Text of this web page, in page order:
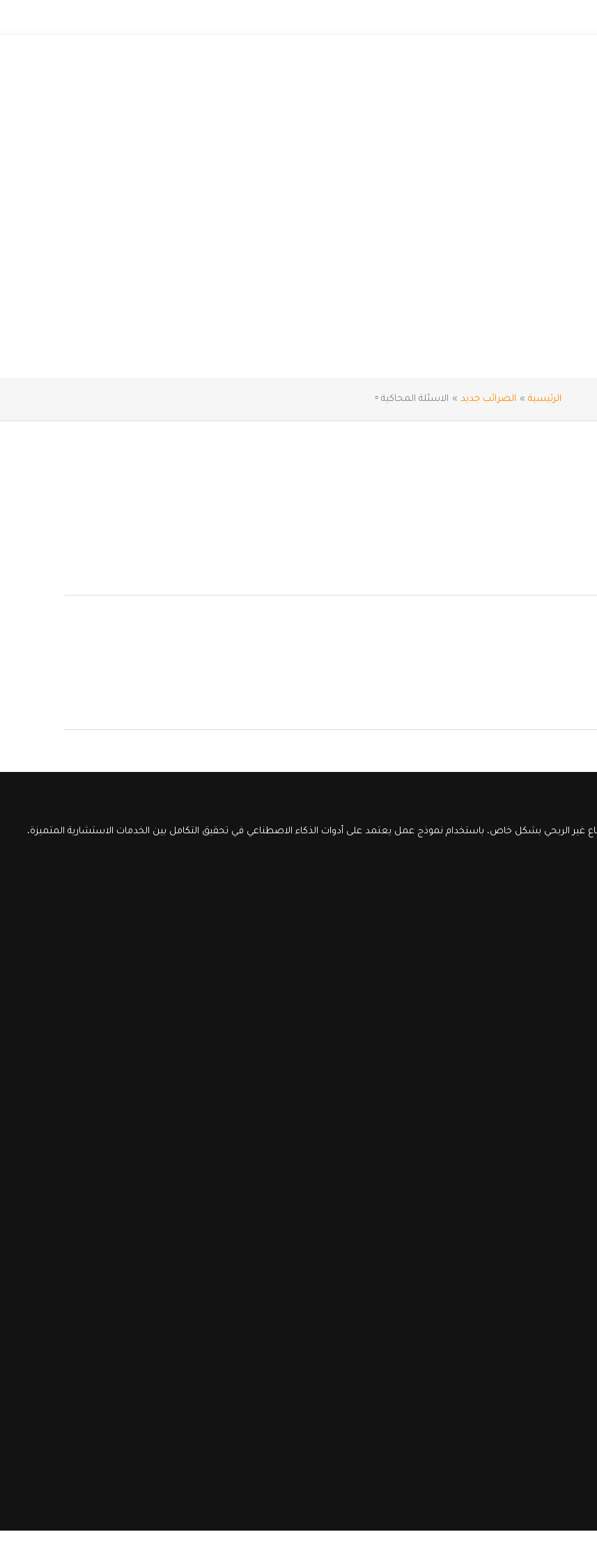
الرئيسية الضرائب جديد الاسئلة المحاكية ▫️
الربحي بشكل خاص، باستخدام نموذج عمل يعتمد على أدوات الذكاء الاصطناعي في تحقيق التكامل بين الخدمات الاستشارية المتميزة،